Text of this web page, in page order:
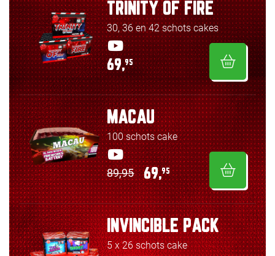
TRINITY OF FIRE
30, 36 en 42 schots cakes
69,95
MACAU
100 schots cake
89,95 69,95
INVINCIBLE PACK
5 x 26 schots cake